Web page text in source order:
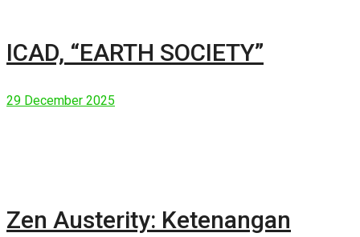
ICAD, “EARTH SOCIETY”
29 December 2025
Zen Austerity: Ketenangan